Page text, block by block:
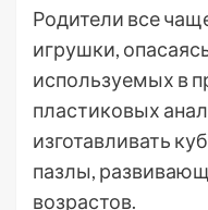
Родители все
игрушки,
используемых в
пластиковых
изготавливать
пазлы,
возрастов.